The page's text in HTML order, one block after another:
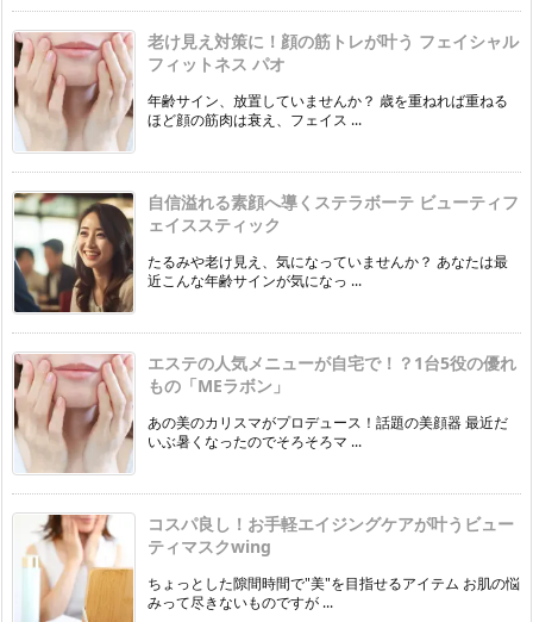
老け見え対策に！顔の筋トレが叶う フェイシャル
フィットネス パオ
年齢サイン、放置していませんか？ 歳を重ねれば重ねる
ほど顔の筋肉は衰え、フェイス ...
自信溢れる素顔へ導くステラボーテ ビューティフ
ェイススティック
たるみや老け見え、気になっていませんか？ あなたは最
近こんな年齢サインが気になっ ...
エステの人気メニューが自宅で！？1台5役の優れ
もの「MEラボン」
あの美のカリスマがプロデュース！話題の美顔器 最近だ
いぶ暑くなったのでそろそろマ ...
コスパ良し！お手軽エイジングケアが叶うビュー
ティマスクwing
ちょっとした隙間時間で"美"を目指せるアイテム お肌の悩
みって尽きないものですが ...